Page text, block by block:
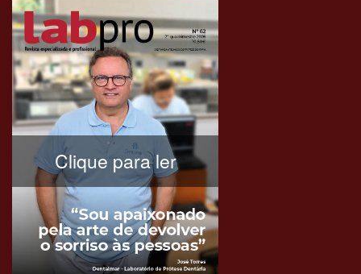
Clique para ler